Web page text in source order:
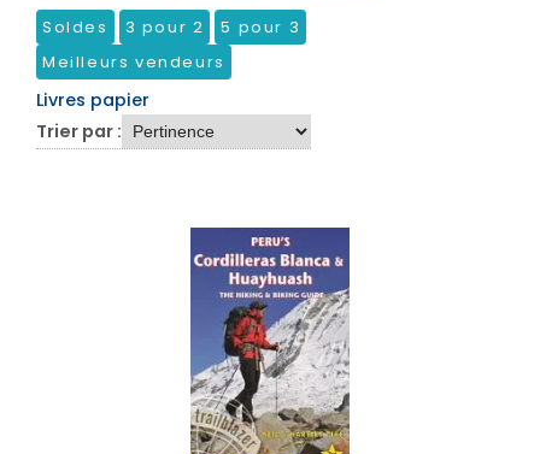
Soldes 3 pour 2
5 pour 3
Meilleurs vendeurs
Livres papier
Trier par :